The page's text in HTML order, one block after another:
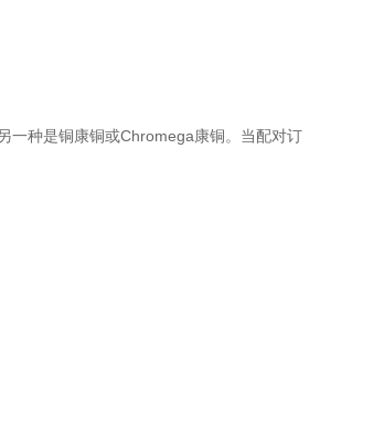
一种是铜康铜或Chromega康铜。当配对订